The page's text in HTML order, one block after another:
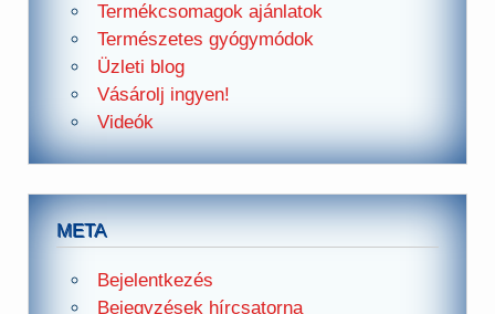
Termékcsomagok ajánlatok
Természetes gyógymódok
Üzleti blog
Vásárolj ingyen!
Videók
META
Bejelentkezés
Bejegyzések hírcsatorna